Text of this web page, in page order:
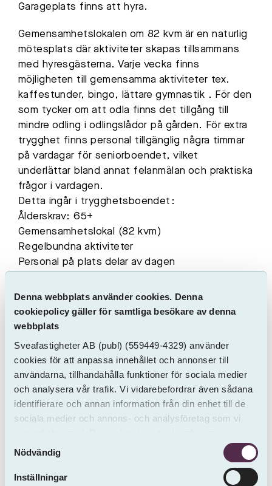
Denna webbplats använder cookies. Denna
cookiepolicy gäller för samtliga besökare av denna
webbplats
Sveafastigheter AB (publ) (559449-4329) använder
cookies för att anpassa innehållet och annonser till
användarna, tillhandahålla funktioner för sociala medier
och analysera vår trafik. Vi vidarebefordrar även sådana
identifierare och annan information från din enhet till de
sociala medier och annons- och analysföretag som vi
informationen med annan information som du har
tillhandahållit eller som de har samlat in från andra än
oss.
Samtyckesval
Nödvändig
Inställningar
Garageplats finns att hyra.
Gemensamhetslokalen om 82 kvm är en naturlig
mötesplats där aktiviteter skapas tillsammans
med hyresgästerna. Varje vecka finns
möjligheten till gemensamma aktiviteter tex.
kaffestunder, bingo, lättare gymnastik . För den
som tycker om att odla finns det tillgång till
mindre odling i odlingslådor på gården. För extra
trygghet finns personal tillgänglig några timmar
på vardagar för seniorboendet, vilket
underlättar bland annat felanmälan och praktiska
frågor i vardagen.
Detta ingår i trygghetsboendet:
Ålderskrav: 65+
Gemensamhetslokal (82 kvm)
Regelbundna aktiviteter
Personal på plats delar av dagen
Trygg och social boendemiljö
Utöver ovanstående får du 1 st. SL kort under 6
matleverans så att du inte behöver vara hemma
när varorna levereras.
Vi kommer att dela kvarter med ett kommande
vårdboende om cirka 50-70 vårdbostäder.
Sveafastigheter friskriver sig från eventuella fel i
Har du några frågor om lägenheten eller vill boka
visning är du välkommen att kontakta Isabella